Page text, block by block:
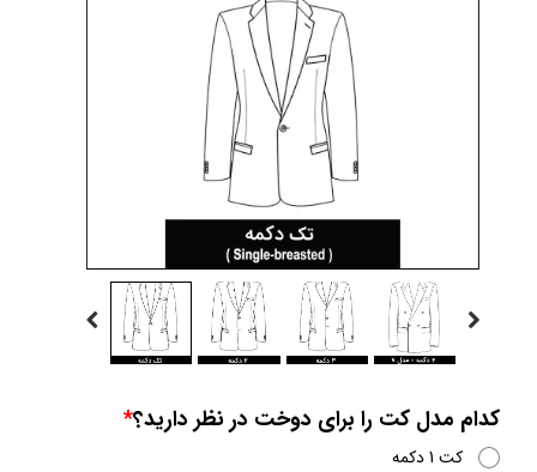
کدام مدل کت را برای دوخت در نظر دارید؟
کت 1 دکمه